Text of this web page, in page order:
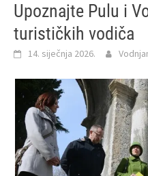
Upoznajte Pulu i
turističkih vodiča
14. siječnja 2026.